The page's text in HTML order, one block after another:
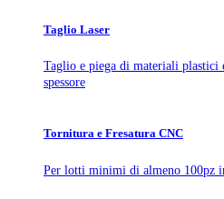
Taglio Laser
Taglio e piega di materiali
spessore
Tornitura e Fresatura CNC
Per lotti minimi di almeno 100pz